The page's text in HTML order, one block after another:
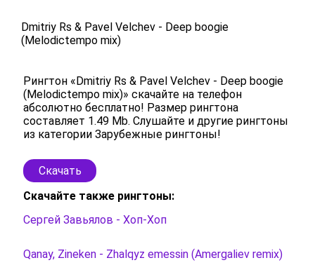
Dmitriy Rs & Pavel Velchev - Deep boogie
(Melodictempo mix)
Рингтон «Dmitriy Rs & Pavel Velchev - Deep boogie
(Melodictempo mix)» скачайте на телефон
абсолютно бесплатно! Размер рингтона
составляет 1.49 Mb. Слушайте и другие рингтоны
из категории Зарубежные рингтоны!
Скачать
Скачайте также рингтоны:
Сергей Завьялов - Хоп-Хоп
Qanay, Zineken - Zhalqyz emessin (Amergaliev remix)